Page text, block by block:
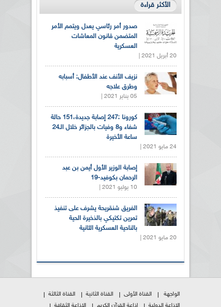
الأكثر قراءة
صدور أمر رئاسي يعدل ويتمم الأمر
المتضمن قانون المعاشات
العسكرية
20 أبريل 2021 |
نزيف الأنف عند الأطفال: أسبابه
وطرق علاجه
05 يناير 2021 |
كورونا :247 إصابة جديدة،151 حالة
شفاء و8 وفيات بالجزائر خلال الـ24
ساعة الأخيرة
24 مايو 2021 |
إصابة الوزير الأول أيمن بن عبد
الرحمان بكوفيد-19
10 يوليو 2021 |
الفريق شنقريحة يشرف على تنفيذ
تمرين تكتيكي بالذخيرة الحية
بالناحية العسكرية الثانية
20 مايو 2021 |
الواجهة القناة الأولى القناة الثانية
القناة الثالثة
الإذاعة الدولية
إذاعة القرآن الكريم الإذاعة الثقافة